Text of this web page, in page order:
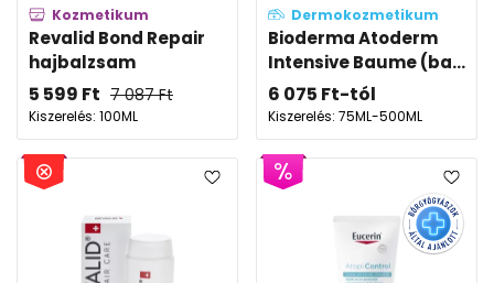
Kozmetikum
Revalid Bond Repair
hajbalzsam
5 599 Ft 7 087Ft
Kiszerelés: 100ML
Dermokozmetikum
Bioderma Atoderm
Intensive Baume (ba...
6 075 Ft-tól
Kiszerelés: 75ML-500ML